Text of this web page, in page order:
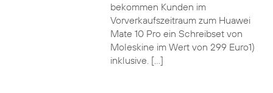
bekommen Kunden im
Vorverkaufszeitraum zum Huawei
Mate 10 Pro ein Schreibset von
Moleskine im Wert von 299 Euro1)
inklusive. […]